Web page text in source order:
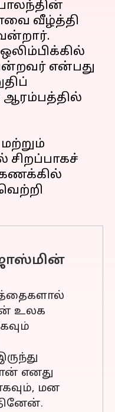
வீழ்த்தி
என்பது
ஆரம்பத்தில்
சிறப்பாகச்
கணக்கில்
ஜாஸ்மின்
உலக
எனது
மன